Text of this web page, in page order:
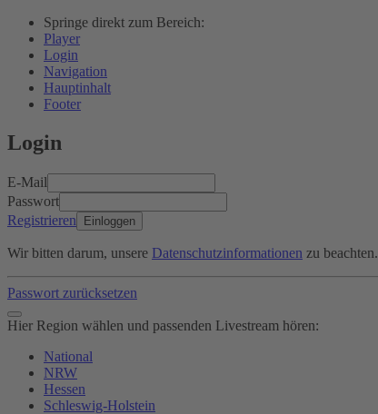
Springe direkt zum Bereich:
Player
Login
Navigation
Hauptinhalt
Footer
Login
E-Mail
Passwort
Registrieren
Einloggen
Wir bitten darum, unsere Datenschutzinformationen zu beachten.
Passwort zurücksetzen
Hier Region wählen und passenden Livestream hören:
National
NRW
Hessen
Schleswig-Holstein